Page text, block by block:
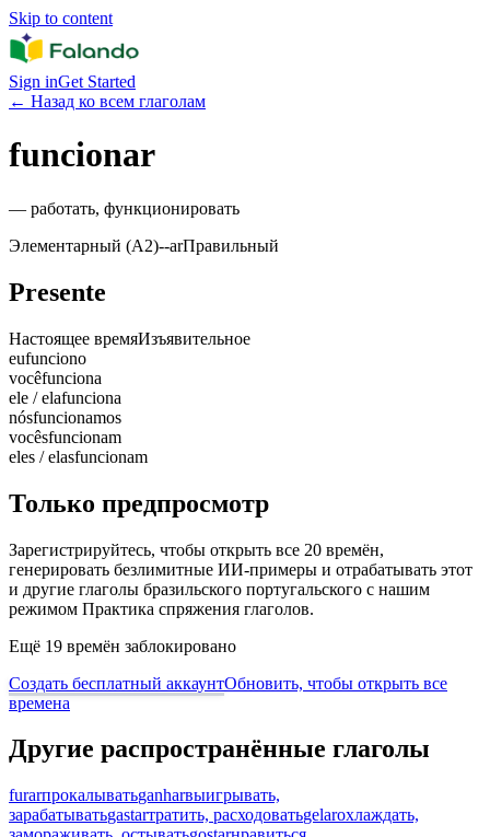
Skip to content
Sign inGet Started
← Назад ко всем глаголам
funcionar
— работать, функционировать
Элементарный (A2)--arПравильный
Presente
Настоящее времяИзъявительное
eufunciono
vocêfunciona
ele / elafunciona
nósfuncionamos
vocêsfuncionam
eles / elasfuncionam
Только предпросмотр
Зарегистрируйтесь, чтобы открыть все 20 времён,
генерировать безлимитные ИИ-примеры и отрабатывать этот
и другие глаголы бразильского португальского с нашим
режимом Практика спряжения глаголов.
Ещё 19 времён заблокировано
Создать бесплатный аккаунтОбновить, чтобы открыть все
времена
Другие распространённые глаголы
furarпрокалыватьganharвыигрывать,
зарабатыватьgastarтратить, расходоватьgelarохлаждать,